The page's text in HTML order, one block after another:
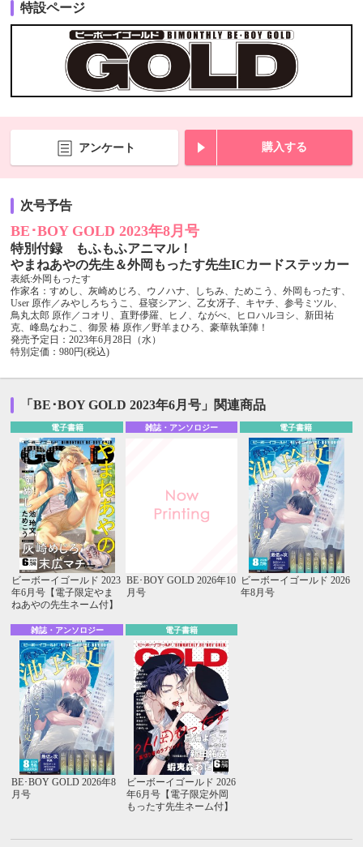
特設ページ
アンケート 購入する
次号予告
BE･BOY GOLD 2023年8月号
特別付録 もふもふアニマル！
やまねあやの先生＆外岡もったす先生ICカードステッカー
表紙:外岡もったす
作家名：すめし、灰崎めじろ、ウノハナ、しちみ、ためこう、外岡もったす、
User 原作／みやしろちうこ、昼寝シアン、乙女冴子、キヤチ、参号ミツル、
鳥丸太郎 原作／コオリ、直野儚羅、ヒノ、ながべ、ヒロハルヨシ、新田祐
克、峰島なわこ、御景 椿 原作／野羊まひろ、豪華執筆陣！
発売予定日：2023年6月28日（水）
特別定価：980円(税込)
「BE･BOY GOLD 2023年6月号」関連商品
電子書籍
ビーボーイゴールド 2023
年6月号【電子限定やま
ねあやの先生ネーム付】
雑誌・アンソロジー
BE･BOY GOLD 2026年10
月号
電子書籍
ビーボーイゴールド 2026
年8月号
雑誌・アンソロジー
BE･BOY GOLD 2026年8
月号
電子書籍
ビーボーイゴールド 2026
年6月号【電子限定外岡
もったす先生ネーム付】